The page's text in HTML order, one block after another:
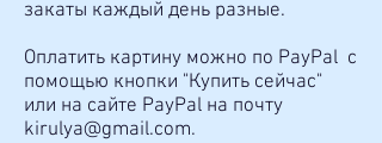
закаты каждый день разные.
Оплатить картину можно по PayPal с
помощью кнопки "Купить сейчас"
или на сайте PayPal на почту
kirulya@gmail.com.